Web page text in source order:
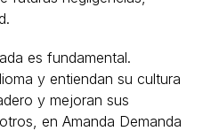
es fundamental.
y entiendan su cultura
y mejoran sus
en Amanda Demanda